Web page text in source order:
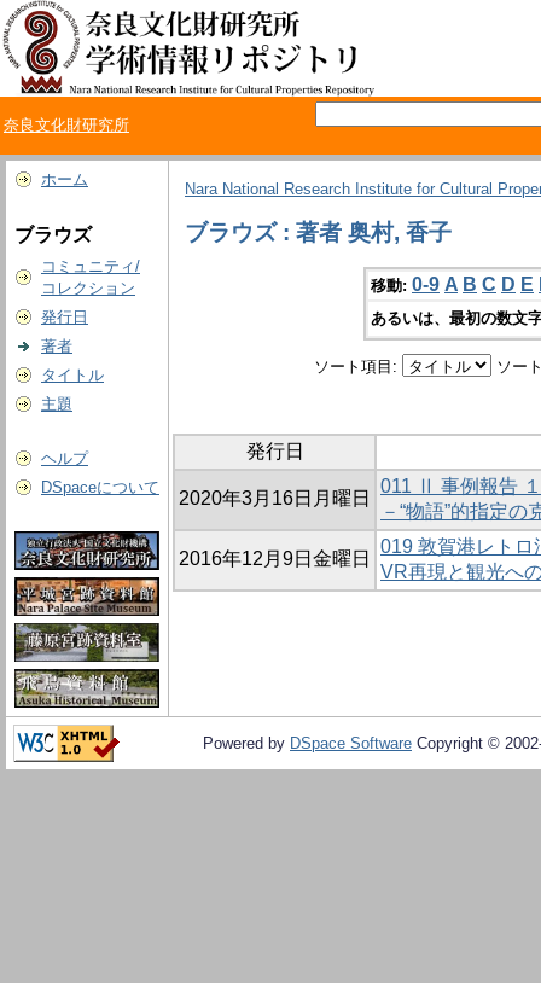
奈良文化財研究所
ホーム
ブラウズ
コミュニティ/
コレクション
発行日
著者
タイトル
主題
ヘルプ
DSpaceについて
Nara National Research Institute for Cultural
ブラウズ : 著者 奥村, 香子
移動: 0-9 A B C D E
あるいは、最初の数文
ソート項目: ソー
発行日
2020年3月16日月曜日
011 Ⅱ 事例報告
－“物語”的指定の
2016年12月9日金曜日
019 敦賀港レト
VR再現と観光へ
Powered by DSpace Software Copyright ©